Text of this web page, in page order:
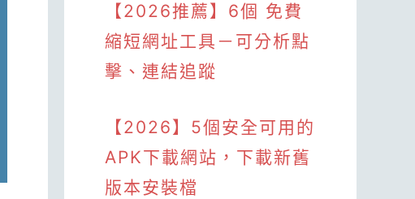
【2026推薦】6個 免費
縮短網址工具－可分析點
擊、連結追蹤
【2026】5個安全可用的
APK下載網站，下載新舊
版本安裝檔